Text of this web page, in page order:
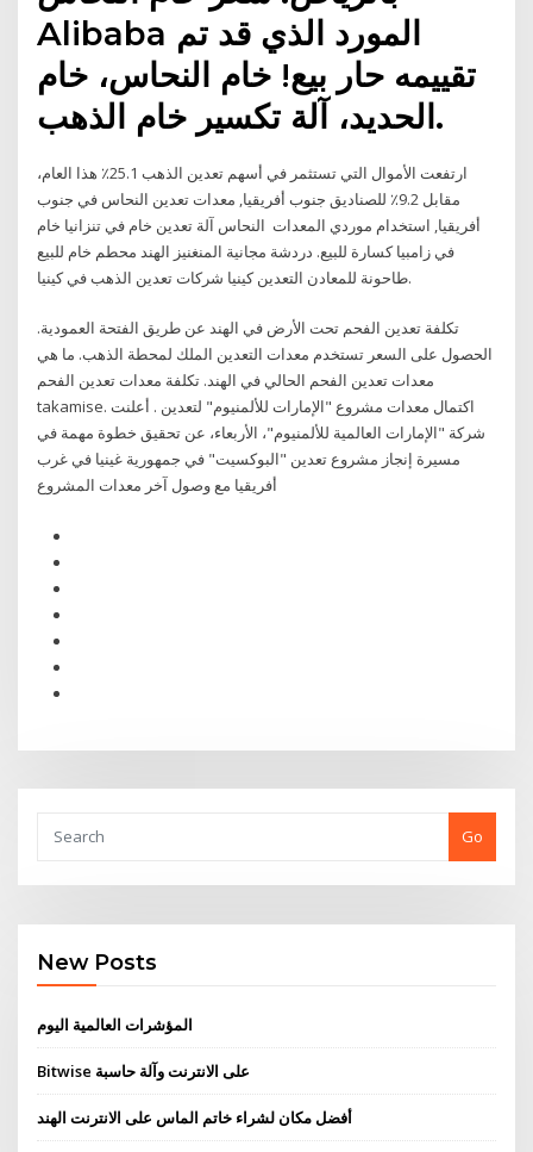
Alibaba المورد الذي قد تم
تقييمه حار بيع! خام النحاس، خام
الحديد، آلة تكسير خام الذهب.
ارتفعت الأموال التي تستثمر في أسهم تعدين الذهب 25.1٪ هذا العام،
مقابل 9.2٪ للصناديق جنوب أفريقيا, معدات تعدين النحاس في جنوب
أفريقيا, استخدام موردي المعدات النحاس آلة تعدين خام في تنزانيا خام
في زامبيا كسارة للبيع. دردشة مجانية المنغنيز الهند محطم خام للبيع
طاحونة للمعادن التعدين كينيا شركات تعدين الذهب في كينيا.
تكلفة تعدين الفحم تحت الأرض في الهند عن طريق الفتحة العمودية.
الحصول على السعر تستخدم معدات التعدين الملك لمحطة الذهب. ما هي
معدات تعدين الفحم الحالي في الهند. تكلفة معدات تعدين الفحم
takamise. اكتمال معدات مشروع "الإمارات للألمنيوم" لتعدين . أعلنت
شركة "الإمارات العالمية للألمنيوم"، الأربعاء، عن تحقيق خطوة مهمة في
مسيرة إنجاز مشروع تعدين "البوكسيت" في جمهورية غينيا في غرب
أفريقيا مع وصول آخر معدات المشروع
Go
New Posts
المؤشرات العالمية اليوم
Bitwise على الانترنت وآلة حاسبة
أفضل مكان لشراء خاتم الماس على الانترنت الهند